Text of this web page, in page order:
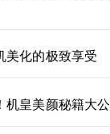
美化的极致享受
机皇美颜秘籍大